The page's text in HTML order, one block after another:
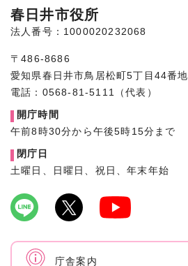
春日井市役所
法人番号：1000020232068
〒486-8686
愛知県春日井市鳥居松町5丁目44番地
電話：0568-81-5111（代表）
開庁時間
午前8時30分から午後5時15分まで
閉庁日
土曜日、日曜日、祝日、年末年始
庁舎案内